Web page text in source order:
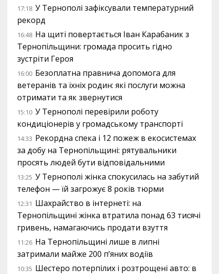
17:18 У Тернополі зафіксували температурний
рекорд
16:48 На щиті повертається Іван Карабаник з
Тернопільщини: громада просить гідно
зустріти Героя
16:00 Безоплатна правнича допомога для
ветеранів та їхніх родин: які послуги можна
отримати та як звернутися
15:10 У Тернополі перевірили роботу
кондиціонерів у громадському транспорті
14:33 Рекордна спека і 12 пожеж в екосистемах
за добу на Тернопільщині: рятувальники
просять людей бути відповідальними
13:25 У Тернополі жінка спокусилась на забутий
телефон — їй загрожує 8 років тюрми
12:31 Шахрайство в інтернеті: на
Тернопільщині жінка втратила понад 63 тисячі
гривень, намагаючись продати взуття
11:26 На Тернопільщині лише в липні
затримали майже 200 п’яних водіїв
10:35 Шестеро потерпілих і розтрощені авто: в